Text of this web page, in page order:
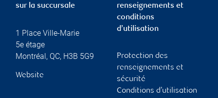
sur la succursale
1 Place Ville-Marie
5e étage
Montréal , QC, H3B 5G9
Website
renseignements et
conditions
d’utilisation
Protection des
renseignements et
sécurité
Conditions d’utilisation